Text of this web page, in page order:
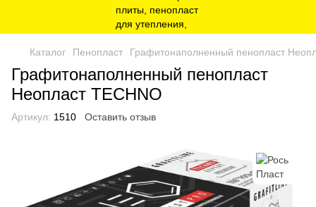
Каталог Пенопласт Графитонаполненный пенопласт
Графитонаполненный пенопласт
Неопласт TECHNO
Артикул: 1510 Оставить отзыв